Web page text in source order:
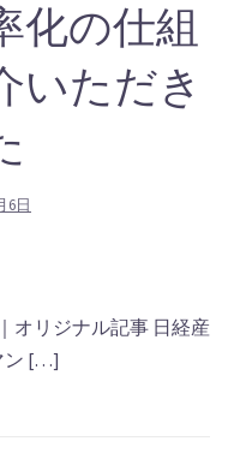
化の仕組
いただき
6日
オリジナル記事 日経産
ン […]